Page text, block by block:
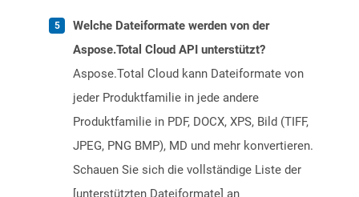
Welche Dateiformate werden von der
Aspose.Total Cloud API unterstützt?
Aspose.Total Cloud kann Dateiformate von
jeder Produktfamilie in jede andere
Produktfamilie in PDF, DOCX, XPS, Bild (TIFF,
JPEG, PNG BMP), MD und mehr konvertieren.
Schauen Sie sich die vollständige Liste der
[unterstützten Dateiformate] an